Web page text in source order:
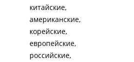
китайские
американские
корейские
европейские
российские